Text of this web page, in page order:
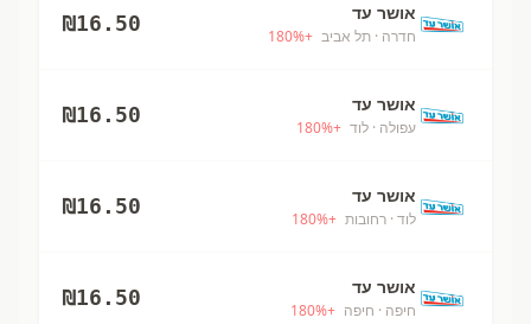
אושר עד
חדרה · תל אביב +
180%
₪16.50
אושר עד
עפולה · לוד +
180%
₪16.50
אושר עד
לוד · רחובות +
180%
₪16.50
אושר עד
חיפה · חיפה +
180%
₪16.50